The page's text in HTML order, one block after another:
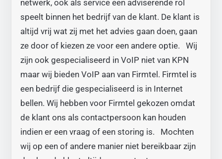
netwerk, ook als service een adviserende rol
speelt binnen het bedrijf van de klant. De klant is
altijd vrij wat zij met het advies gaan doen, gaan
ze door of kiezen ze voor een andere optie. Wij
zijn ook gespecialiseerd in VoIP niet van KPN
maar wij bieden VoIP aan van Firmtel. Firmtel is
een bedrijf die gespecialiseerd is in Internet
bellen. Wij hebben voor Firmtel gekozen omdat
de klant ons als contactpersoon kan houden
indien er een vraag of een storing is. Mochten
wij op een of andere manier niet bereikbaar zijn